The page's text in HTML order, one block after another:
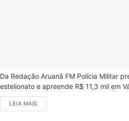
Da Redação Aruanã FM Polícia Militar
estelionato e apreende R$ 11,3 mil em
LEIA MAIS